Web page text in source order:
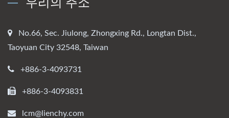
No.66, Sec. Jiulong, Zhongxing Rd., Longtan Dist.,
Taoyuan City 32548, Taiwan
+886-3-4093731
+886-3-4093831
lcm@lienchy.com